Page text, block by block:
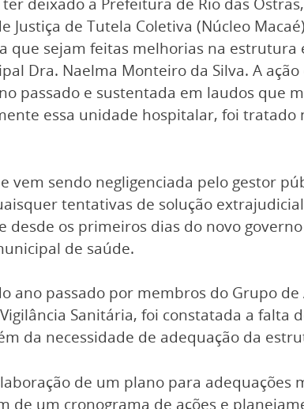
de Tutela Coletiva (Núcleo
que sejam feitas melhorias na estrutura
Dra. Naelma Monteiro da Silva. A ação
passado e sustentada em laudos que
essa unidade hospitalar, foi tratado
vem sendo negligenciada pelo gestor
tentativas de solução
os primeiros dias do novo
de saúde.
ano passado por membros do Grupo
Sanitária, foi constatada a falta
da necessidade de adequação da
de um plano para
de um cronograma de ações e